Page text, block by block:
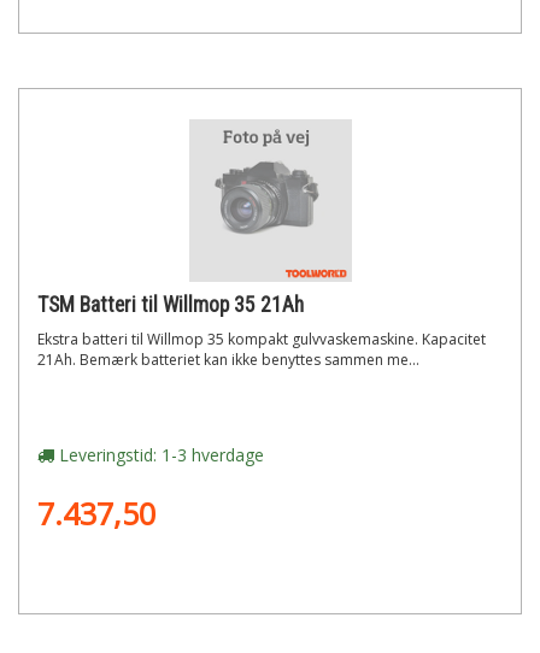
TSM Batteri til Willmop 35 21Ah
Ekstra batteri til Willmop 35 kompakt gulvvaskemaskine. Kapacitet
21Ah. Bemærk batteriet kan ikke benyttes sammen me...
Leveringstid: 1-3 hverdage
7.437,50